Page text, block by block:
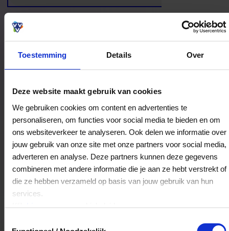
Toestemming Details Over
Deze website maakt gebruik van cookies
We gebruiken cookies om content en advertenties te
personaliseren, om functies voor social media te bieden en om
ons websiteverkeer te analyseren. Ook delen we informatie over
jouw gebruik van onze site met onze partners voor social media,
adverteren en analyse. Deze partners kunnen deze gegevens
combineren met andere informatie die je aan ze hebt verstrekt of
die ze hebben verzameld op basis van jouw gebruik van hun
services.
Klikhiervoor ons cookiebeleid.
Bestedingslocaties
Culinaire bistro Marijke Muoi Wine &
Dine
Koningin Julianaweg 98
8453WH Oranjewoud
Veelgestelde Vragen